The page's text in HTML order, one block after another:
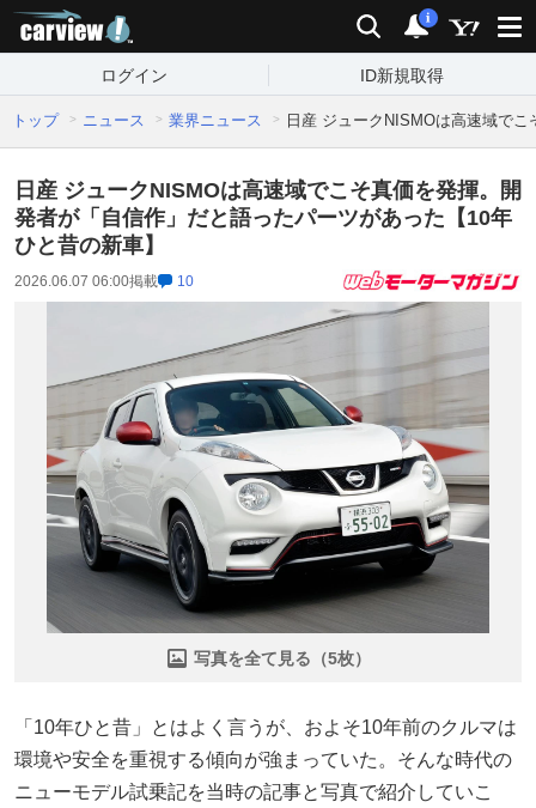
検索 通知
i
ログイン ID新規取得
トップ ニュース 業界ニュース 日産 ジュークNISMOは高速域で
日産 ジュークNISMOは高速域でこそ真価を発揮。開
発者が「自信作」だと語ったパーツがあった【10年
ひと昔の新車】
2026.06.07 06:00掲載 10
写真を全て見る（5枚）
「10年ひと昔」とはよく言うが、およそ10年前のクルマは
環境や安全を重視する傾向が強まっていた。そんな時代の
ニューモデル試乗記を当時の記事と写真で紹介していこ